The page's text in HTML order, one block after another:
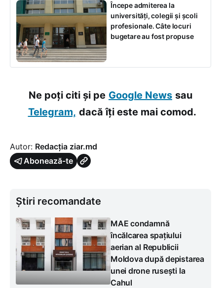
Începe admiterea la
universități, colegii și școli
profesionale. Câte locuri
bugetare au fost propuse
Ne poți citi și pe Google News sau
Telegram, dacă îți este mai comod.
Autor: Redacția ziar.md
Abonează-te
Știri recomandate
MAE condamnă
încălcarea spațiului
aerian al Republicii
Moldova după depistarea
unei drone rusești la
Cahul